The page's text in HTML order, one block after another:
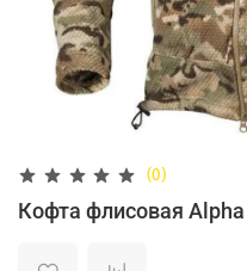
(0)
Кофта флисовая